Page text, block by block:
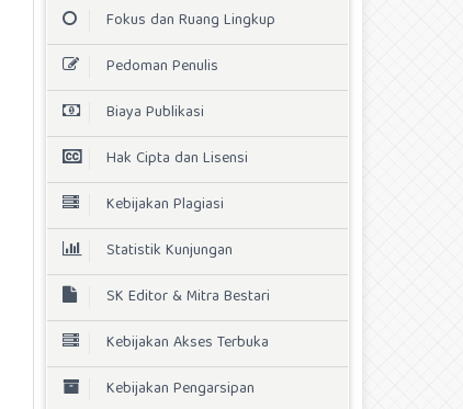
Fokus dan Ruang Lingkup
Pedoman Penulis
Biaya Publikasi
Hak Cipta dan Lisensi
Kebijakan Plagiasi
Statistik Kunjungan
SK Editor & Mitra Bestari
Kebijakan Akses Terbuka
Kebijakan Pengarsipan